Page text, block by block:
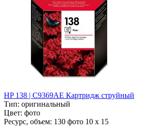
HP 138 | C9369AE Картридж струйный
Тип: оригинальный
Цвет: фото
Ресурс, объем: 130 фото 10 x 15